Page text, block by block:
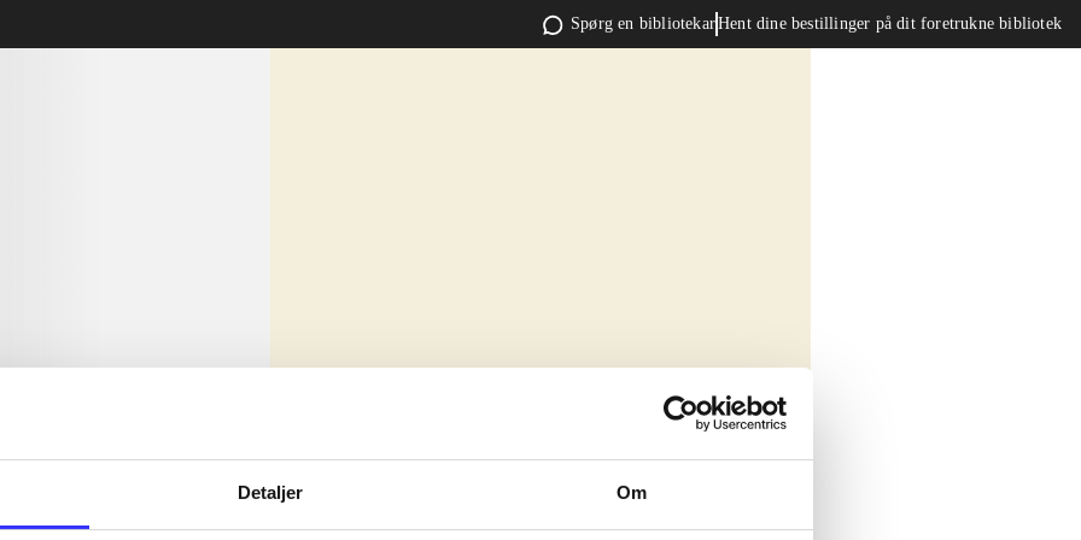
Detaljer Om
Spørg en bibliotekarHent dine bestillinger på dit foretrukne bibliotek
sit amet ...
sit amet ...